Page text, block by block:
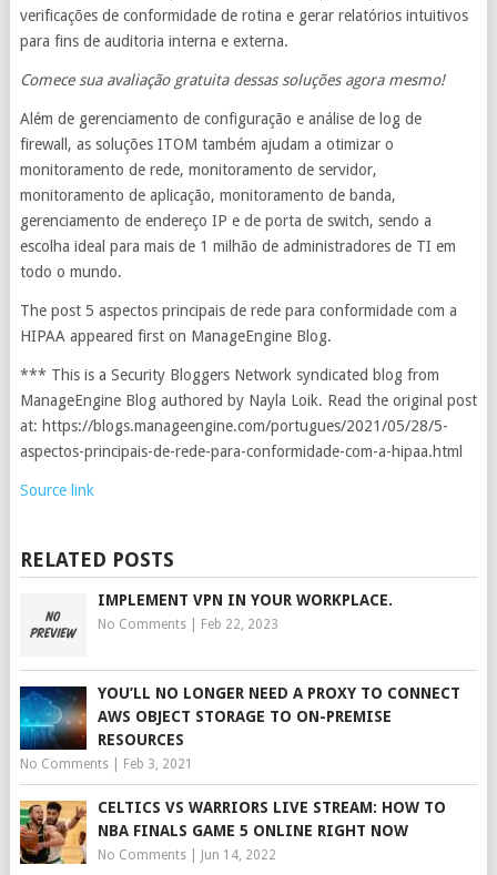
verificações de conformidade de rotina e gerar relatórios intuitivos
para fins de auditoria interna e externa.
Comece sua avaliação gratuita dessas soluções agora mesmo!
Além de gerenciamento de configuração e análise de log de
firewall, as soluções ITOM também ajudam a otimizar o
monitoramento de rede, monitoramento de servidor,
monitoramento de aplicação, monitoramento de banda,
gerenciamento de endereço IP e de porta de switch, sendo a
escolha ideal para mais de 1 milhão de administradores de TI em
todo o mundo.
The post 5 aspectos principais de rede para conformidade com a
HIPAA appeared first on ManageEngine Blog.
*** This is a Security Bloggers Network syndicated blog from
ManageEngine Blog authored by Nayla Loik. Read the original post
at: https://blogs.manageengine.com/portugues/2021/05/28/5-
aspectos-principais-de-rede-para-conformidade-com-a-hipaa.html
Source link
RELATED POSTS
IMPLEMENT VPN IN YOUR WORKPLACE.
No Comments| Feb 22, 2023
YOU’LL NO LONGER NEED A PROXY TO CONNECT
AWS OBJECT STORAGE TO ON-PREMISE
RESOURCES
No Comments| Feb 3, 2021
CELTICS VS WARRIORS LIVE STREAM: HOW TO
NBA FINALS GAME 5 ONLINE RIGHT NOW
No Comments| Jun 14, 2022